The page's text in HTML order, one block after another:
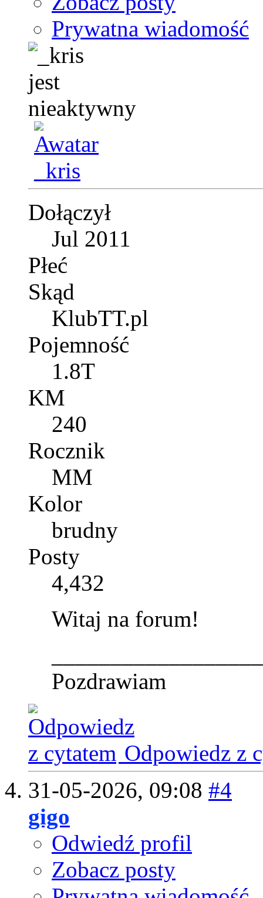
Prywatna wiadomość
Dołączył
Jul 2011
Płeć
Skąd
KlubTT.pl
Pojemność
1.8T
KM
240
Rocznik
MM
Kolor
brudny
Posty
4,432
Witaj na forum!
Pozdrawiam
Odpowiedz z
31-05-2026, 09:08 #4
gigo
Odwiedź profil
Zobacz posty